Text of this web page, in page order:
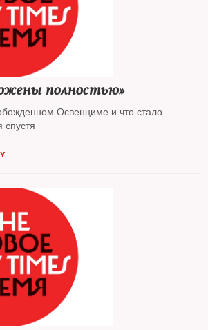
полностью»
Освенциме и что стало
спустя